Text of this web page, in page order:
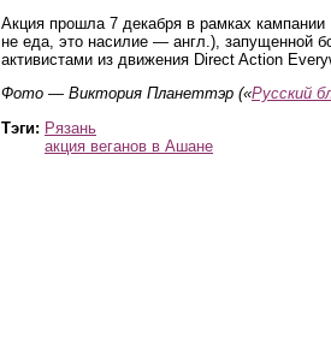
Акция прошла 7 декабря в рамках кампании
не еда, это насилие — англ.), запущенной
активистами из движения Direct Action
Фото — Виктория Планеттэр («Русский
Тэги: Рязань
акция веганов в Ашане